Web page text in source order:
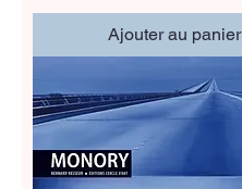
Ajouter au panier